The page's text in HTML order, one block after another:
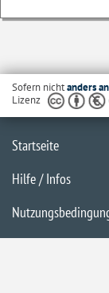
Sofern nichtanders
Lizenz
Startseite
Hilfe / Infos